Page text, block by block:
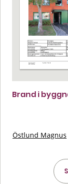
Brand i
Östlund Magnus